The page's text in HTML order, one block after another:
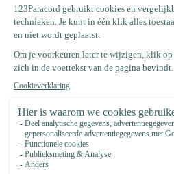
Op de hoogte blijven